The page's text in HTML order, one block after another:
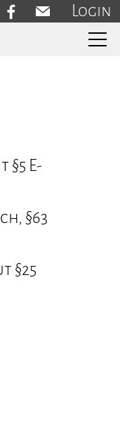
Login
E-
§63
§25